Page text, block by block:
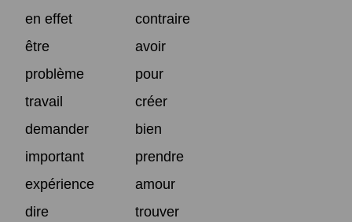
en effet
contraire
être
avoir
problème
pour
travail
créer
demander
bien
important
prendre
expérience
amour
dire
trouver